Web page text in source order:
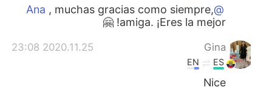
@Ana
, muchas gracias como siempre,
amiga. ¡Eres la mejor! 🤗
Gina
2020.11.25 23:08
ES
EN
Nice